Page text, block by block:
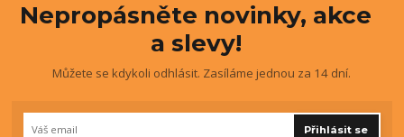
Nepropásněte novinky, akce
a slevy!
Můžete se kdykoli odhlásit. Zasíláme jednou za 14 dní.
Přihlásit se